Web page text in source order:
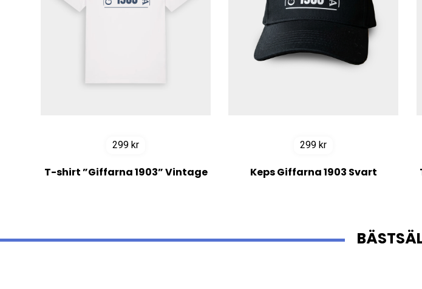
299kr
T-shirt ”Giffarna 1903” Vintage
299kr
Keps Giffarna 1903 Svart